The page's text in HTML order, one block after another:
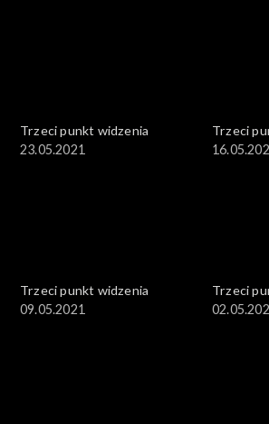
Trzeci punkt widzenia
23.05.2021
Trzeci
Trzeci punkt widzenia
09.05.2021
Trzeci